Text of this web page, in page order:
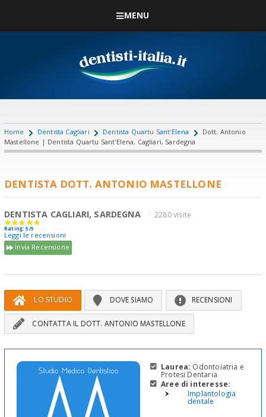
MENU
Home Dentista Cagliari Dentista Quartu Sant'Elena
Dott. Antonio
Mastellone | Dentista Quartu Sant'Elena, Cagliari, Sardegna
DENTISTA DOTT. ANTONIO MASTELLONE
DENTISTA CAGLIARI, SARDEGNA 2280 visite
Rating: 5/5
Leggi le recensioni
Invia Recensione
LO STUDIO DOVE SIAMO RECENSIONI
CONTATTA IL DOTT. ANTONIO MASTELLONE
Laurea: Odontoiatria e
Protesi Dentaria
Aree di interesse:
Implantologia
dentale